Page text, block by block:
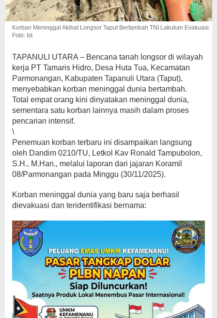
Korban Meninggal Akibat Longsor Taput Bertambah TNI Lakukan Evakuasi.
Foto: Ist
TAPANULI UTARA – Bencana tanah longsor di wilayah
kerja PT Tamaris Hidro, Desa Huta Tua, Kecamatan
Parmonangan, Kabupaten Tapanuli Utara (Taput),
menyebabkan korban meninggal dunia bertambah.
Total empat orang kini dinyatakan meninggal dunia,
sementara satu korban lainnya masih dalam proses
pencarian intensif.
\
Penemuan korban terbaru ini disampaikan langsung
oleh Dandim 0210/TU, Letkol Kav Ronald Tampubolon,
S.H., M.Han., melalui laporan dari jajaran Koramil
08/Parmonangan pada Minggu (30/11/2025).
Korban meninggal dunia yang baru saja berhasil
dievakuasi dan teridentifikasi bernama: